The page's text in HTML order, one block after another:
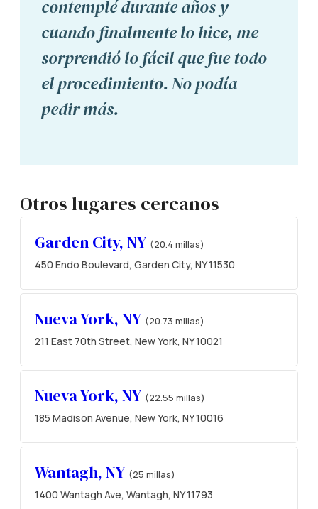
contemplé durante años y
cuando finalmente lo hice, me
sorprendió lo fácil que fue todo
el procedimiento. No podía
pedir más.
Otros lugares cercanos
Garden City, NY (20.4 millas)
450 Endo Boulevard, Garden City, NY 11530
Nueva York, NY (20.73 millas)
211 East 70th Street, New York, NY 10021
Nueva York, NY (22.55 millas)
185 Madison Avenue, New York, NY 10016
Wantagh, NY (25 millas)
1400 Wantagh Ave, Wantagh, NY 11793